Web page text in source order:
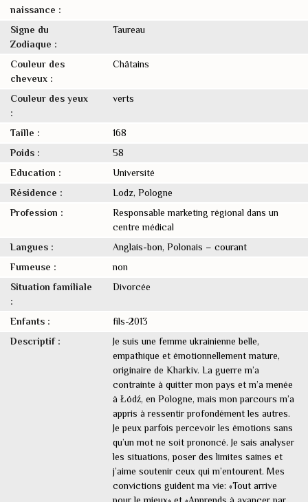
naissance :
Signe du
Zodiaque :
Taureau
Couleur des
cheveux :
Châtains
Couleur des yeux
:
verts
Taille :
168
Poids :
58
Education :
Université
Résidence :
Lodz, Pologne
Profession :
Responsable marketing régional dans un
centre médical
Langues :
Anglais-bon, Polonais – courant
Fumeuse :
non
Situation familiale
:
Divorcée
Enfants :
fils-2013
Descriptif :
Je suis une femme ukrainienne belle,
empathique et émotionnellement mature,
originaire de Kharkiv. La guerre m’a
contrainte à quitter mon pays et m’a menée
à Łódź, en Pologne, mais mon parcours m’a
appris à ressentir profondément les autres.
Je peux parfois percevoir les émotions sans
qu’un mot ne soit prononcé. Je sais analyser
les situations, poser des limites saines et
j’aime soutenir ceux qui m’entourent. Mes
convictions guident ma vie: «Tout arrive